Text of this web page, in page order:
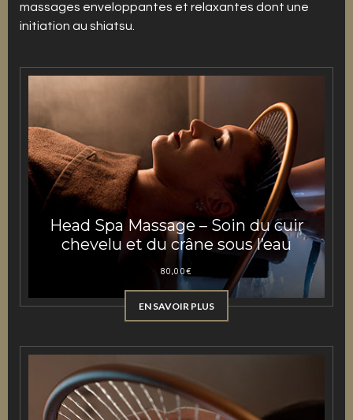
massages enveloppantes et relaxantes dont une
initiation au shiatsu.
Head Spa Massage – Soin du cuir
chevelu et du crâne sous l’eau
80,00€
EN SAVOIR PLUS